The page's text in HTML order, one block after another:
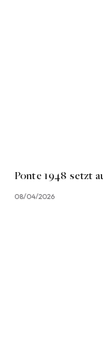
Ponte 1948 setzt
08/04/2026